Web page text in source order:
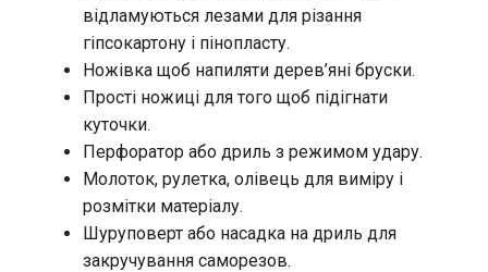
відламуються лезами для різання
гіпсокартону і пінопласту.
Ножівка щоб напиляти дерев’яні бруски.
Прості ножиці для того щоб підігнати
куточки.
Перфоратор або дриль з режимом удару.
Молоток, рулетка, олівець для виміру і
розмітки матеріалу.
Шуруповерт або насадка на дриль для
закручування саморезов.